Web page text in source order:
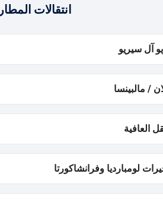
انتقالات المطار
آل سيريو
/ مالبينسا
العافية
لومبارديا وفرانشاكورتا